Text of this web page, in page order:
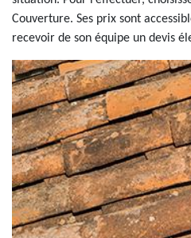
Couverture. Ses prix sont
recevoir de son équipe un devis